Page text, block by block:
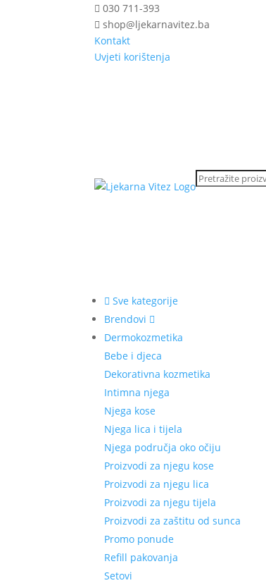
030 711-393
shop@ljekarnavitez.ba
Kontakt
Uvjeti korištenja
Sve kategorije
Brendovi
Dermokozmetika
Bebe i djeca
Dekorativna kozmetika
Intimna njega
Njega kose
Njega lica i tijela
Njega područja oko očiju
Proizvodi za njegu kose
Proizvodi za njegu lica
Proizvodi za njegu tijela
Proizvodi za zaštitu od sunca
Promo ponude
Refill pakovanja
Setovi